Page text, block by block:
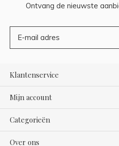
Ontvang de nieuwste
Klantenservice
Mijn account
Categorieën
Over ons